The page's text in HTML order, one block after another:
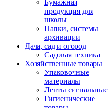
Бумажная
продукция для
школы
Папки, системы
архивации
Дача, сад и огород
Садовая техника
Хозяйственные товары
Упаковочные
материалы
Ленты сигнальные
Гигиенические